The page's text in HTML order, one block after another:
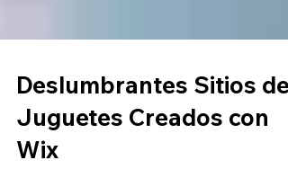
Deslumbrantes Sitios de
Juguetes Creados con